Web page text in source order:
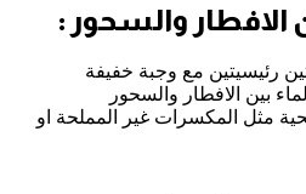
الافطار والسحور :
رئيسيتين مع وجبة خفيفة
مثل المكسرات غير المملحة او